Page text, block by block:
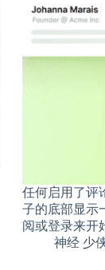
任何启用了评
子的底部显示
阅或登录来开
神经 少